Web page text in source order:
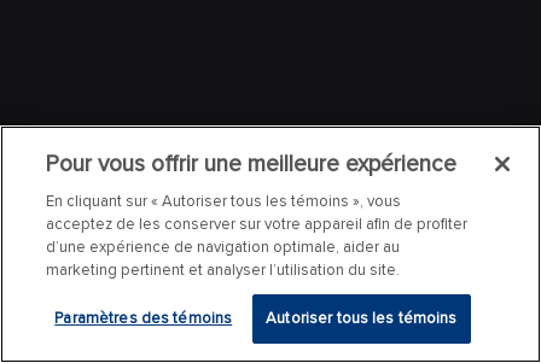
Pour vous offrir une meilleure expérience
En cliquant sur « Autoriser tous les témoins », vous
acceptez de les conserver sur votre appareil afin de profiter
d’une expérience de navigation optimale, aider au
marketing pertinent et analyser l’utilisation du site.
Paramètres des témoins Autoriser tous les témoins